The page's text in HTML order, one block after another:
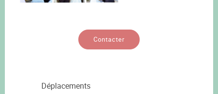
Contacter
Déplacements